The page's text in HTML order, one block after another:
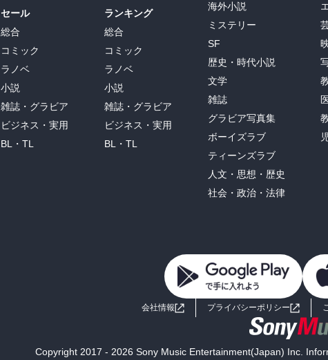
セール
総合
コミック
ラノベ
小説
雑誌・グラビア
ビジネス・実用
BL・TL
ランキング
総合
コミック
ラノベ
小説
雑誌・グラビア
ビジネス・実用
BL・TL
海外小説
ミステリー
SF
歴史・時代小説
文学
雑誌
グラビア写真集
ボーイズラブ
ティーンズラブ
人文・思想・歴史
社会・政治・法律
会社情報 プライバシーポリシー
Copyright 2017 - 2026 Sony Music Entertainment(Japan) Inc.